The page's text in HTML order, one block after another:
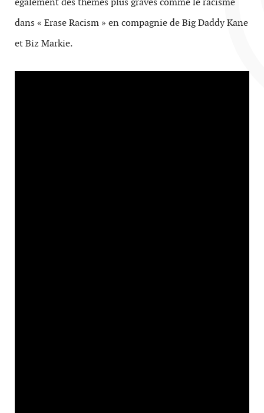
dans « Erase Racism » en compagnie de Big Daddy Kane
et Biz Markie.